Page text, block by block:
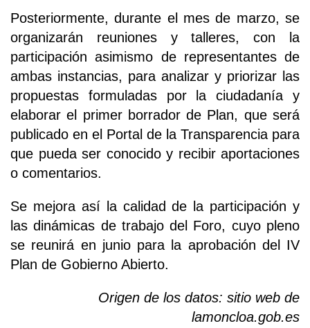
Posteriormente, durante el mes de marzo, se
organizarán reuniones y talleres, con la
participación asimismo de representantes de
ambas instancias, para analizar y priorizar las
propuestas formuladas por la ciudadanía y
elaborar el primer borrador de Plan, que será
publicado en el Portal de la Transparencia para
que pueda ser conocido y recibir aportaciones
o comentarios.
Se mejora así la calidad de la participación y
las dinámicas de trabajo del Foro, cuyo pleno
se reunirá en junio para la aprobación del IV
Plan de Gobierno Abierto.
Origen de los datos: sitio web de
lamoncloa.gob.es